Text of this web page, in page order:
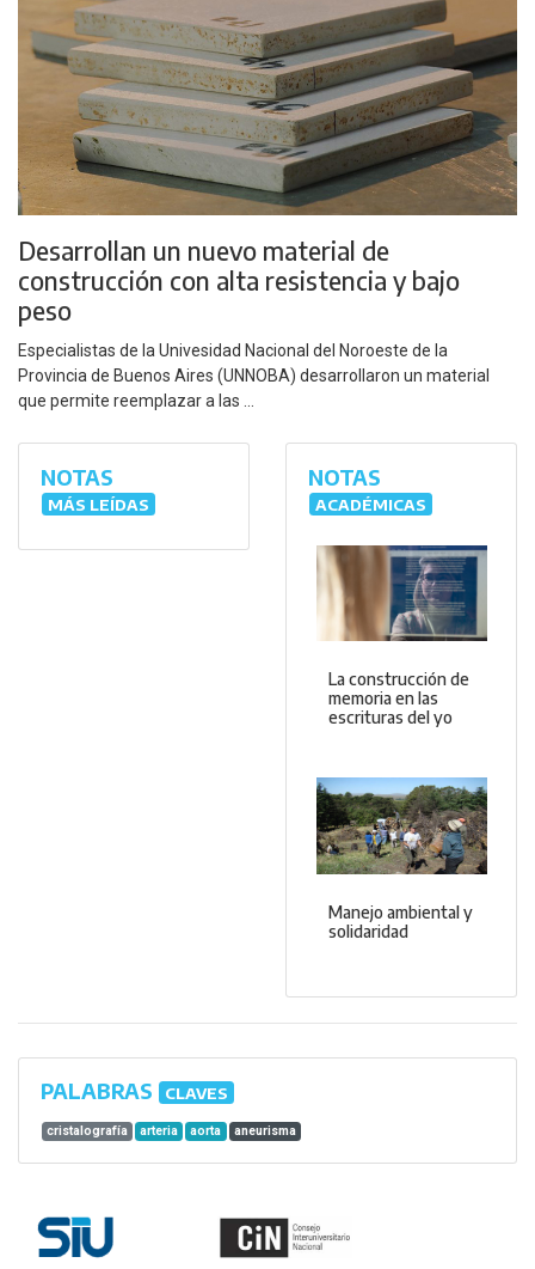
Desarrollan un nuevo material de
construcción con alta resistencia y bajo
peso
Especialistas de la Univesidad Nacional del Noroeste de la
Provincia de Buenos Aires (UNNOBA) desarrollaron un material
que permite reemplazar a las ...
NOTAS
MÁS LEÍDAS
NOTAS
ACADÉMICAS
La construcción de
memoria en las
escrituras del yo
Manejo ambiental y
solidaridad
PALABRAS CLAVES
cristalografía arteria aorta aneurisma